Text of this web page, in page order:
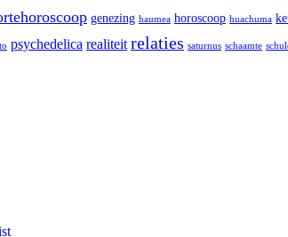
genezing haumea horoscoop huachuma
psychedelica realiteit relaties saturnus schaamte